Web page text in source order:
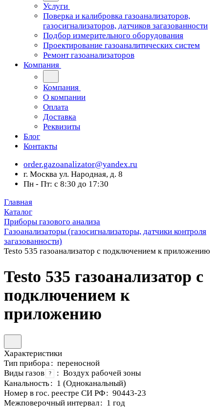
Услуги
Поверка и калибровка газоанализаторов,
газосигнализаторов, датчиков загазованности
Подбор измерительного оборудования
Проектирование газоаналитических систем
Ремонт газоанализаторов
Компания
Компания
О компании
Оплата
Доставка
Реквизиты
Блог
Контакты
order.gazoanalizator@yandex.ru
г. Москва ул. Народная, д. 8
Пн - Пт: с 8:30 до 17:30
Главная
Каталог
Приборы газового анализа
Газоанализаторы (газосигнализаторы, датчики контроля
загазованности)
Testo 535 газоанализатор с подключением к приложению
Testo 535 газоанализатор с
подключением к
приложению
Характеристики
Тип прибора : переносной
Виды газов
? : Воздух рабочей зоны
Канальность: 1 (Одноканальный)
Номер в гос. реестре СИ РФ: 90443-23
Межповерочный интервал: 1 год